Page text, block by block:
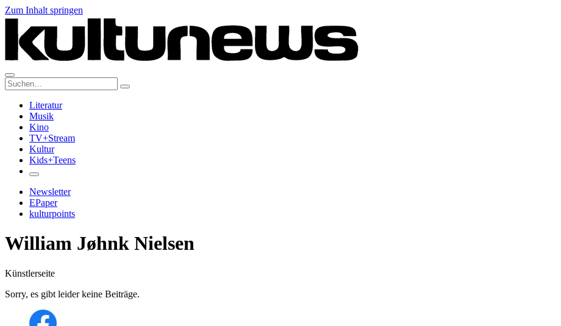
Zum Inhalt springen
Suche:
Literatur
Musik
Kino
TV+Stream
Kultur
Kids+Teens
Newsletter
EPaper
kulturpoints
William Jøhnk Nielsen
Künstlerseite
Sorry, es gibt leider keine Beiträge.